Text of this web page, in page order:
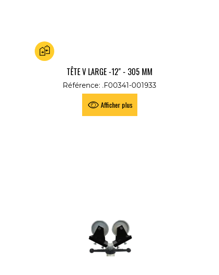
Ajouter au comparateurTÊTE V LARGE -12" - 305 MM
Référence: .F00341-001933
Afficher plus